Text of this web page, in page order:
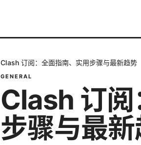
Clash 订阅：全面指南、实用步骤与最新趋势
GENERAL
Clash 订阅
步骤与最